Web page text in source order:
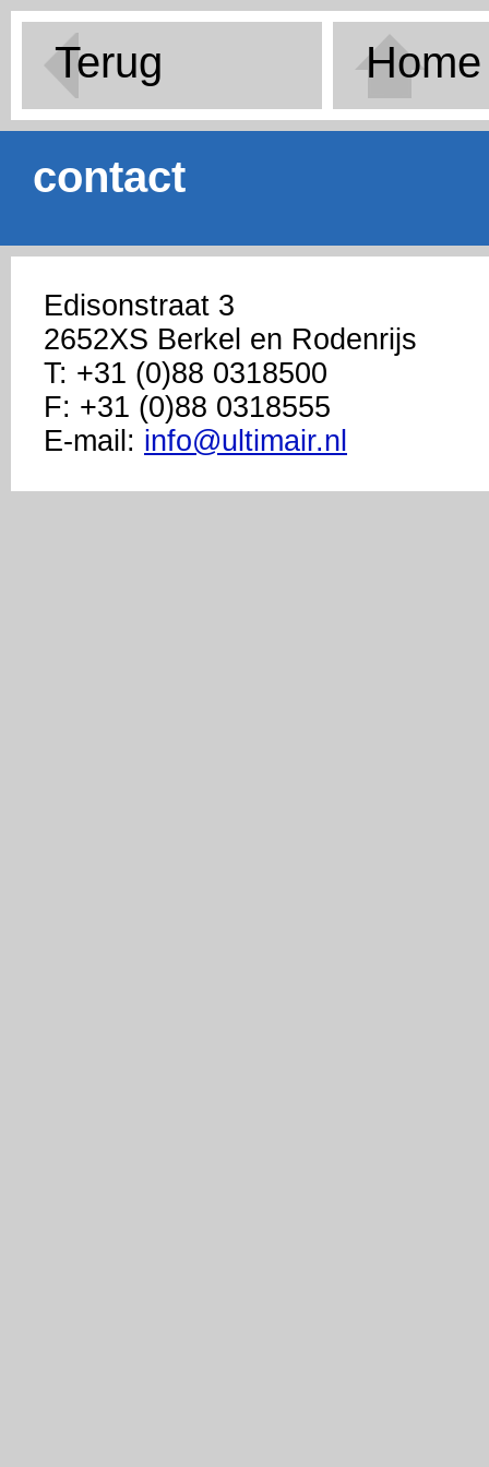
Terug Home
contact
Edisonstraat 3
2652XS Berkel en Rodenrijs
T: +31 (0)88 0318500
F: +31 (0)88 0318555
E-mail: info@ultimair.nl